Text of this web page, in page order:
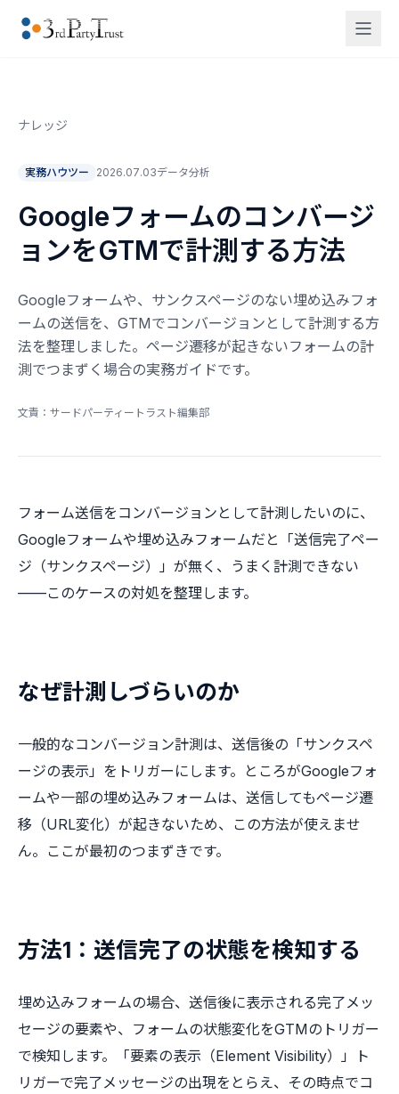
ナレッジ
実務ハウツー 2026.07.03データ分析
Googleフォームのコンバージ
ョンをGTMで計測する方法
Googleフォームや、サンクスページのない埋め込みフォ
ームの送信を、GTMでコンバージョンとして計測する方
法を整理しました。ページ遷移が起きないフォームの計
測でつまずく場合の実務ガイドです。
文責：サードパーティートラスト編集部
フォーム送信をコンバージョンとして計測したいのに、
Googleフォームや埋め込みフォームだと「送信完了ペー
ジ（サンクスページ）」が無く、うまく計測できない
——このケースの対処を整理します。
なぜ計測しづらいのか
一般的なコンバージョン計測は、送信後の「サンクスペ
ージの表示」をトリガーにします。ところがGoogleフォ
ームや一部の埋め込みフォームは、送信してもページ遷
移（URL変化）が起きないため、この方法が使えませ
ん。ここが最初のつまずきです。
方法1：送信完了の状態を検知する
埋め込みフォームの場合、送信後に表示される完了メッ
セージの要素や、フォームの状態変化をGTMのトリガー
で検知します。「要素の表示（Element Visibility）」ト
リガーで完了メッセージの出現をとらえ、その時点でコ